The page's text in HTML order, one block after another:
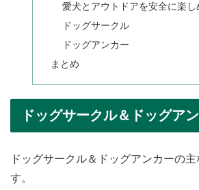
愛犬とアウトドアを安全に楽し
ドッグサークル
ドッグアンカー
まとめ
ドッグサークル＆ドッグア
ドッグサークル＆ドッグアンカーの
す。